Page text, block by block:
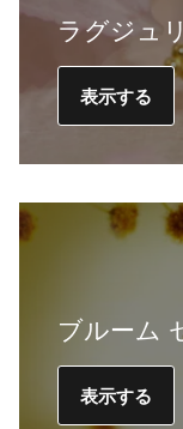
ラグジュ
表示する
ブルーム
表示する